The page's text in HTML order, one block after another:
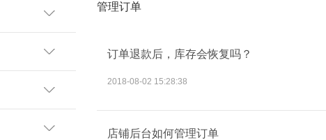
管理订单
订单退款后，库存会恢复吗？
2018-08-02 15:28:38
店铺后台如何管理订单